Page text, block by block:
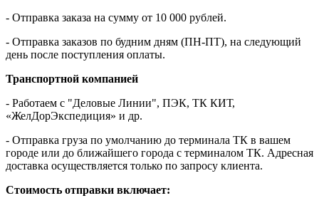
- Отправка заказа на сумму от 10 000 рублей.
- Отправка заказов по будним дням (ПН-ПТ), на следующий
день после поступления оплаты.
Транспортной компанией
- Работаем с "Деловые Линии", ПЭК, ТК КИТ,
«ЖелДорЭкспедиция» и др.
- Отправка груза по умолчанию до терминала ТК в вашем
городе или до ближайшего города с терминалом ТК. Адресная
доставка осуществляется только по запросу клиента.
Стоимость отправки включает: